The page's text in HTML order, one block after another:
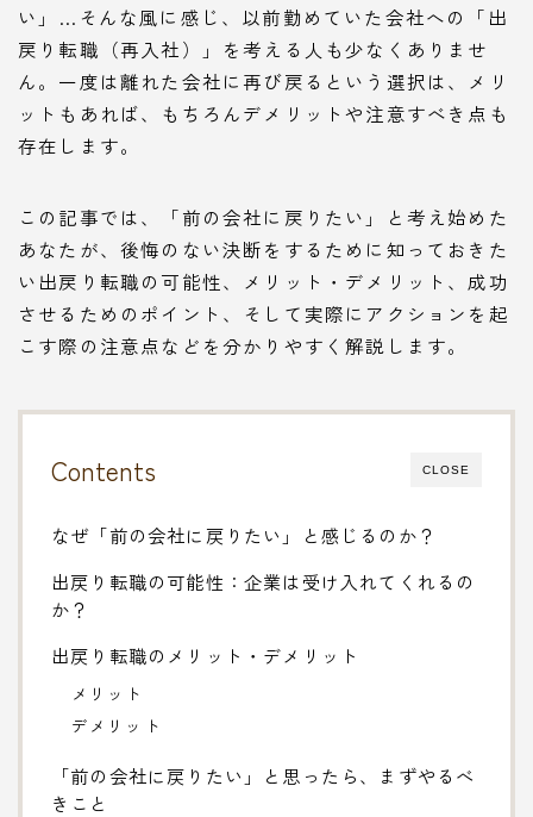
い」…そんな風に感じ、以前勤めていた会社への「出
戻り転職（再入社）」を考える人も少なくありませ
ん。一度は離れた会社に再び戻るという選択は、メリ
ットもあれば、もちろんデメリットや注意すべき点も
存在します。
この記事では、「前の会社に戻りたい」と考え始めた
あなたが、後悔のない決断をするために知っておきた
い出戻り転職の可能性、メリット・デメリット、成功
させるためのポイント、そして実際にアクションを起
こす際の注意点などを分かりやすく解説します。
CLOSE
Contents
なぜ「前の会社に戻りたい」と感じるのか？
出戻り転職の可能性：企業は受け入れてくれるの
か？
出戻り転職のメリット・デメリット
メリット
デメリット
「前の会社に戻りたい」と思ったら、まずやるべ
きこと